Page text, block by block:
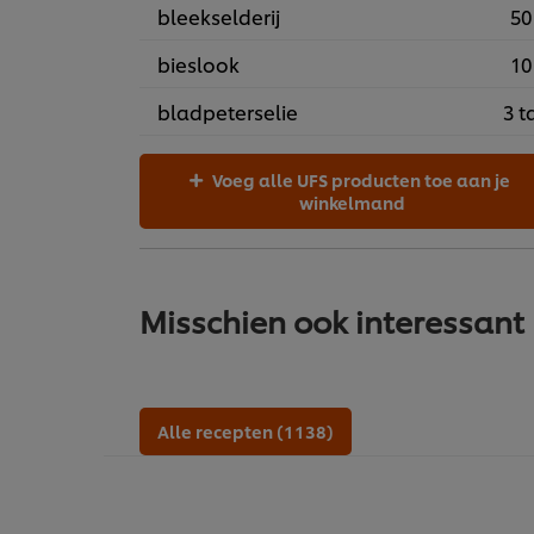
bleekselderij
bieslook
bladpeterselie
3
winkelmand
Misschien ook interessant
Alle recepten (1138)